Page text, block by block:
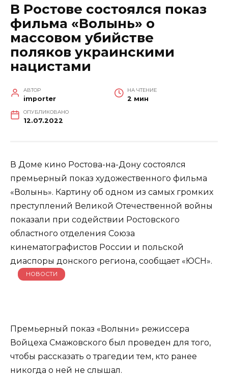
В Ростове состоялся показ
фильма «Волынь» о
массовом убийстве
поляков украинскими
нацистами
АВТОР
importer
НА ЧТЕНИЕ
2 мин
ОПУБЛИКОВАНО
12.07.2022
В Доме кино Ростова-на-Дону состоялся
премьерный показ художественного фильма
«Волынь». Картину об одном из самых громких
преступлений Великой Отечественной войны
показали при содействии Ростовского
областного отделения Союза
кинематографистов России и польской
диаспоры донского региона, сообщает «ЮСН».
НОВОСТИ
Премьерный показ «Волыни» режиссера
Войцеха Смажовского был проведен для того,
чтобы рассказать о трагедии тем, кто ранее
никогда о ней не слышал.